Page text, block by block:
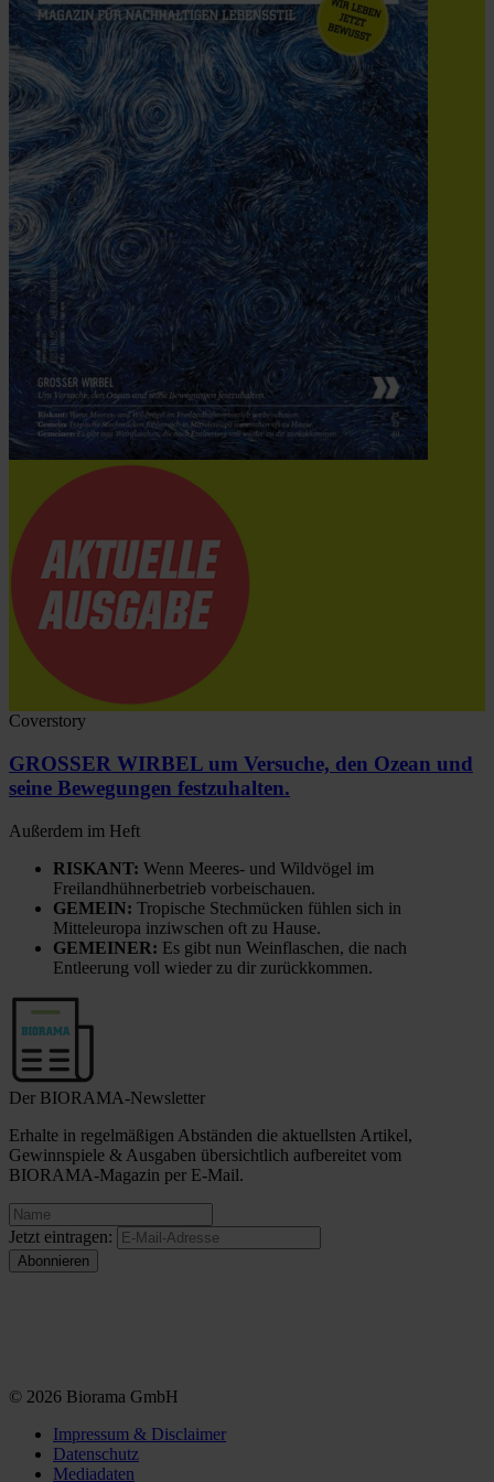
Coverstory
GROSSER WIRBEL um Versuche, den Ozean und
seine Bewegungen festzuhalten.
Außerdem im Heft
RISKANT: Wenn Meeres- und Wildvögel im
Freilandhühnerbetrieb vorbeischauen.
GEMEIN: Tropische Stechmücken fühlen sich in
Mitteleuropa inziwschen oft zu Hause.
GEMEINER: Es gibt nun Weinflaschen, die nach
Entleerung voll wieder zu dir zurückkommen.
Der BIORAMA-Newsletter
Erhalte in regelmäßigen Abständen die aktuellsten Artikel,
Gewinnspiele & Ausgaben übersichtlich aufbereitet vom
BIORAMA-Magazin per E-Mail.
Jetzt eintragen:
© 2026 Biorama GmbH
Impressum & Disclaimer
Datenschutz
Mediadaten